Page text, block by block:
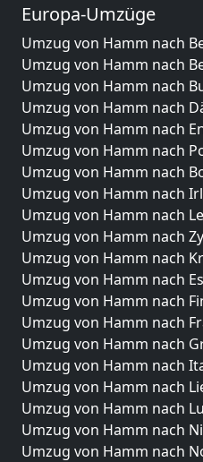
Europa-Umzüge
Umzug von Hamm nach
Umzug von Hamm nach
Umzug von Hamm nach
Umzug von Hamm nach
Umzug von Hamm nach
Umzug von Hamm nach
Umzug von Hamm nach
Umzug von Hamm nach
Umzug von Hamm nach
Umzug von Hamm nach
Umzug von Hamm nach
Umzug von Hamm nach
Umzug von Hamm nach
Umzug von Hamm nach
Umzug von Hamm nach
Umzug von Hamm nach
Umzug von Hamm nach
Umzug von Hamm nach
Umzug von Hamm nach
Umzug von Hamm nach